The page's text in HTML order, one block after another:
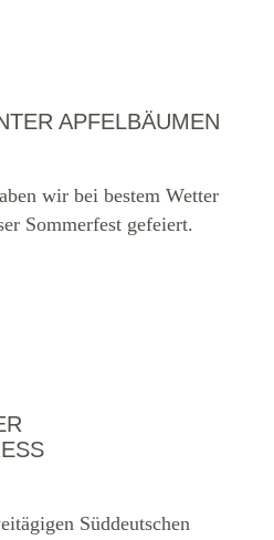
APFELBÄUMEN
wir bei bestem Wetter
Sommerfest gefeiert.
Süddeutschen